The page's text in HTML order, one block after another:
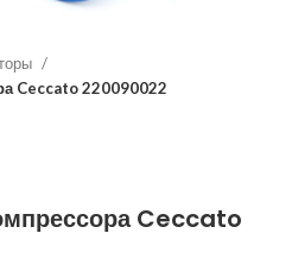
Ceccato 220090022
Ceccato